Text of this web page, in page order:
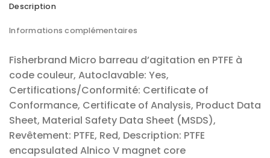
Description
Informations complémentaires
Fisherbrand Micro barreau d’agitation en PTFE à
code couleur, Autoclavable: Yes,
Certifications/Conformité: Certificate of
Conformance, Certificate of Analysis, Product Data
Sheet, Material Safety Data Sheet (MSDS),
Revêtement: PTFE, Red, Description: PTFE
encapsulated Alnico V magnet core